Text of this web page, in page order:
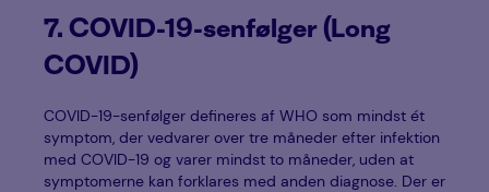
7. COVID-19-senfølger (Long
COVID)
COVID-19-senfølger defineres af WHO som mindst ét
symptom, der vedvarer over tre måneder efter infektion
med COVID-19 og varer mindst to måneder, uden at
symptomerne kan forklares med anden diagnose. Der er